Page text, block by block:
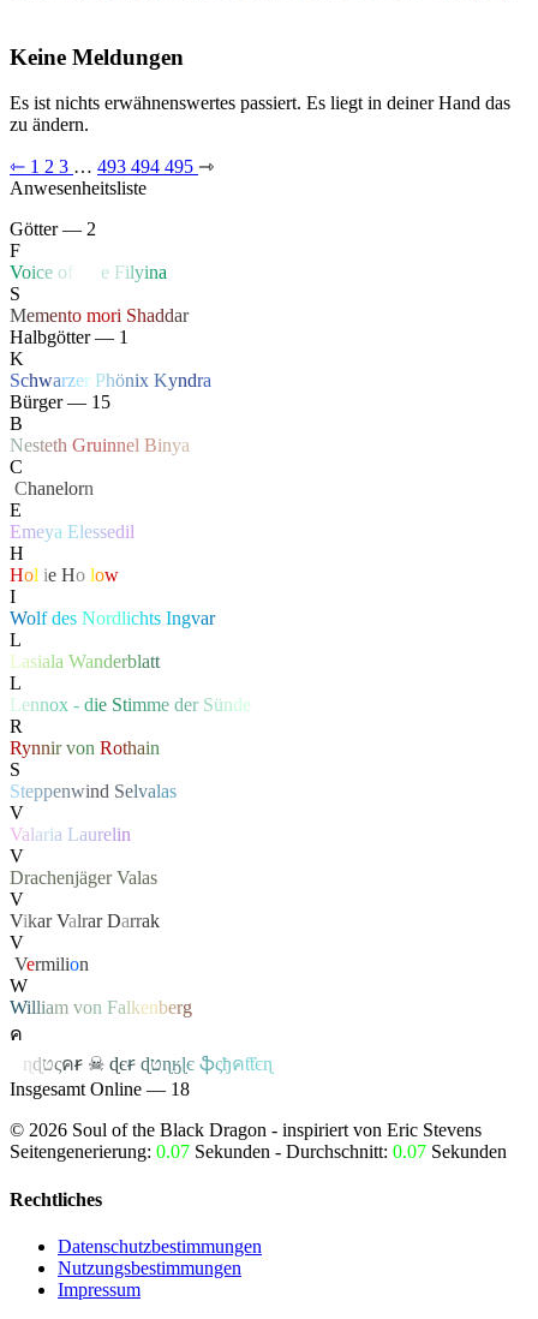
Keine Meldungen
Es ist nichts erwähnenswertes passiert. Es liegt in deiner Hand das
zu ändern.
⇽ 1 2 3 … 493 494 495 ⇾
Anwesenheitsliste
Götter — 2
F
Voice of e Filyina
S
Memento mori Shaddar
Halbgötter — 1
K
Schwarzer Phönix Kyndra
Bürger — 15
B
Nesteth Gruinnel Binya
C
Chanelorn
E
Emeya Elessedil
H
Hol ie Ho low
I
Wolfdes Nordlichts Ingvar
L
Lasiala Wanderblatt
L
Lennox - die Stimme der Sünde
R
Rynnir von Rothain
S
Steppenwind Selvalas
V
Valaria Laurelin
V
Drachenjäger Valas
V
VikarValrarDarrak
V
Vermilion
W
William von Falkenberg
ค
ɳɖטςคꞧ ☠ ɖєꞧ ɖטɳӄɭє ֆςђคƭƭєɳ
Insgesamt Online — 18
© 2026 Soul of the Black Dragon - inspiriert von Eric Stevens
Seitengenerierung: 0.07 Sekunden - Durchschnitt: 0.07 Sekunden
Rechtliches
Datenschutzbestimmungen
Nutzungsbestimmungen
Impressum